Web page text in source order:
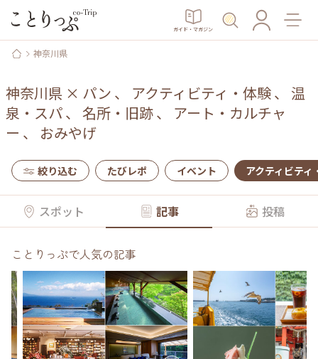
ガイド・マガジン
神奈川県
神奈川県 × パン 、 アクティビティ・体験、 温
泉・スパ、 名所・旧跡、 アート・カルチャ
ー 、 おみやげ
絞り込む たびレポ イベント アクティビティ
スポット 記事 投稿
ことりっぷで人気の記事